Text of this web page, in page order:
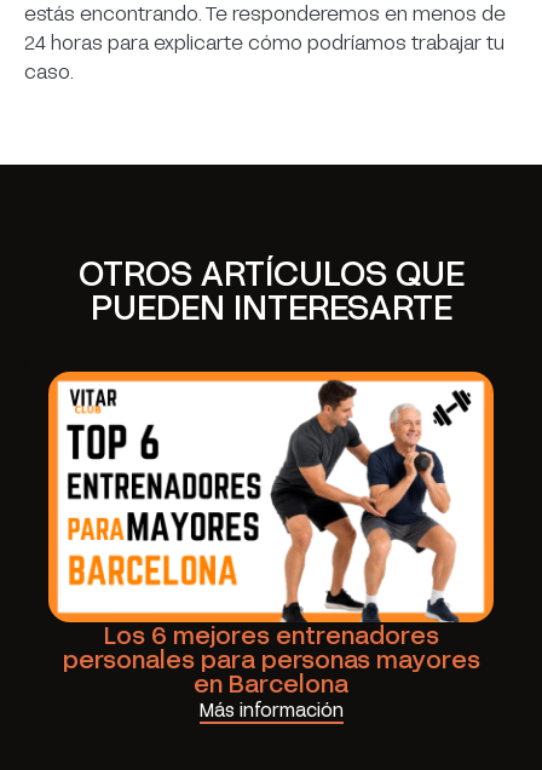
estás encontrando. Te responderemos en menos de
24 horas para explicarte cómo podríamos trabajar tu
caso.
OTROS ARTÍCULOS QUE
PUEDEN INTERESARTE
Los 6 mejores entrenadores
personales para personas mayores
en Barcelona
Más información